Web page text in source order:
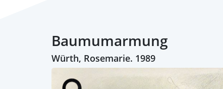
Baumumarmung
Würth, Rosemarie. 1989